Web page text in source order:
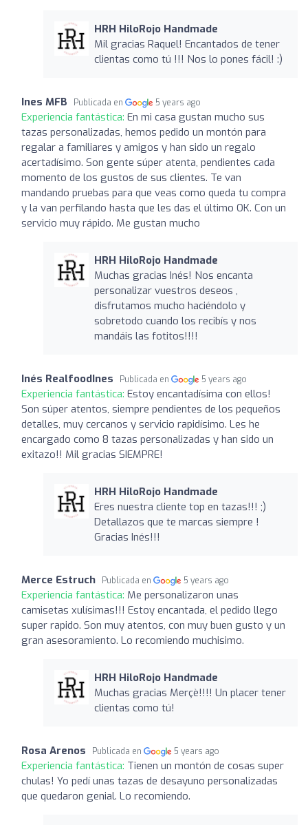
HRH HiloRojo Handmade
Mil gracias Raquel! Encantados de tener
clientas como tú !!! Nos lo pones fácil! :)
Ines MFB Publicada en 5 years ago
Experiencia fantástica: En mi casa gustan mucho sus
tazas personalizadas, hemos pedido un montón para
regalar a familiares y amigos y han sido un regalo
acertadísimo. Son gente súper atenta, pendientes cada
momento de los gustos de sus clientes. Te van
mandando pruebas para que veas como queda tu compra
y la van perfilando hasta que les das el último OK. Con un
servicio muy rápido. Me gustan mucho
HRH HiloRojo Handmade
Muchas gracias Inés! Nos encanta
personalizar vuestros deseos ,
disfrutamos mucho haciéndolo y
sobretodo cuando los recibís y nos
mandáis las fotitos!!!!
Inés RealfoodInes Publicada en 5 years ago
Experiencia fantástica: Estoy encantadísima con ellos!
Son súper atentos, siempre pendientes de los pequeños
detalles, muy cercanos y servicio rapidísimo. Les he
encargado como 8 tazas personalizadas y han sido un
exitazo!! Mil gracias SIEMPRE!
HRH HiloRojo Handmade
Eres nuestra cliente top en tazas!!! ;)
Detallazos que te marcas siempre !
Gracias Inés!!!
Merce Estruch Publicada en 5 years ago
Experiencia fantástica: Me personalizaron unas
camisetas xulísimas!!! Estoy encantada, el pedido llego
super rapido. Son muy atentos, con muy buen gusto y un
gran asesoramiento. Lo recomiendo muchisimo.
HRH HiloRojo Handmade
Muchas gracias Merçè!!!! Un placer tener
clientas como tú!
Rosa Arenos Publicada en 5 years ago
Experiencia fantástica: Tienen un montón de cosas super
chulas! Yo pedí unas tazas de desayuno personalizadas
que quedaron genial. Lo recomiendo.